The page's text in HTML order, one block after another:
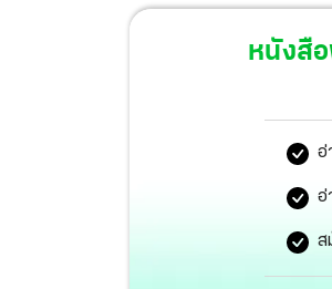
เพื่อสร้างนักศึกษาให้มีแน
แลกเปลี่ยนแนวคิดการส
สร้างธุรกิจนวัตกรรมต่อ
เครือข่ายอุทยานวิทยาศ
ส่งเสริมการเรียนรู้ผ่านป
ประสบการณ์เพื่อเร่งกา
หนังสื
อ่
อ่
ส